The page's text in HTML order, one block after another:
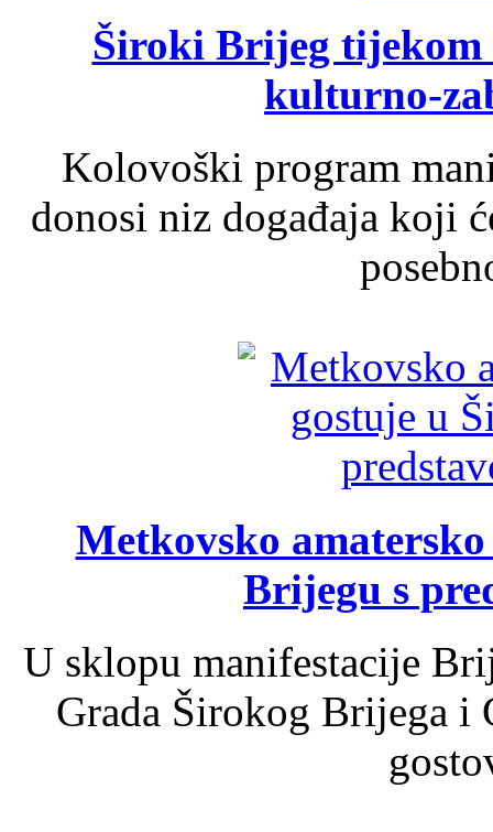
Široki Brijeg tijekom
kulturno-
Kolovoški program
donosi niz događaja koji
Metkovsko
Brijegu s
U sklopu manifestacije
Grada Širokog Brijega